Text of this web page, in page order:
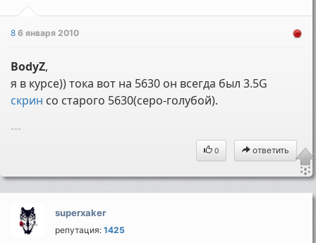
86 января 2010
BodyZ,
я в курсе)) тока вот на 5630 он всегда был 3.5G
скрин со старого 5630(серо-голубой).
---
0 ответить
superxaker
репутация:1425